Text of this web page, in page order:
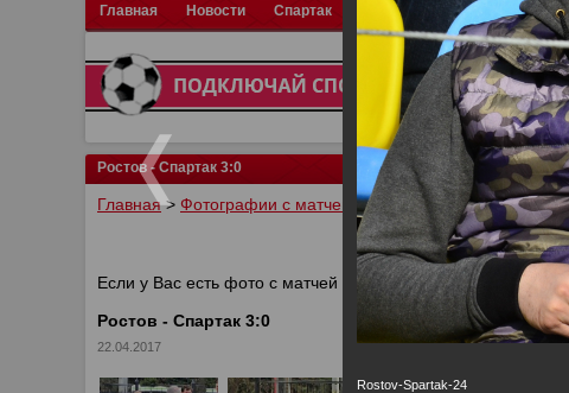
Главная Новости Спартак Турниры Фотки Отчеты
Ростов - Спартак 3:0
Главная> Фотографии с матчей Спартака, Сборной Росиии
Если у Вас есть фото с матчей
Спартака, высылайте нам
Ростов - Спартак 3:0
22.04.2017
Rostov-Spartak-24